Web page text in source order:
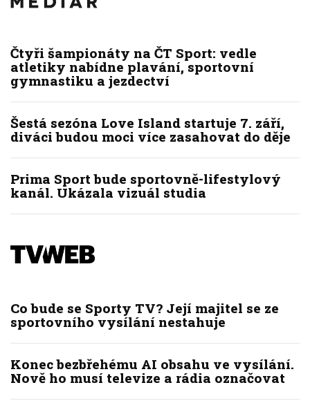
Čtyři šampionáty na ČT Sport: vedle
atletiky nabídne plavání, sportovní
gymnastiku a jezdectví
Šestá sezóna Love Island startuje 7. září,
diváci budou moci více zasahovat do děje
Prima Sport bude sportovně-lifestylový
kanál. Ukázala vizuál studia
Co bude se Sporty TV? Její majitel se ze
sportovního vysílání nestahuje
Konec bezbřehému AI obsahu ve vysílání.
Nově ho musí televize a rádia označovat